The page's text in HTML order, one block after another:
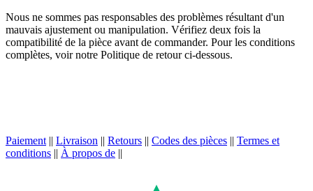
Nous ne sommes pas responsables des problèmes résultant d'un
mauvais ajustement ou manipulation. Vérifiez deux fois la
compatibilité de la pièce avant de commander. Pour les conditions
complètes, voir notre Politique de retour ci-dessous.
Paiement || Livraison || Retours || Codes des pièces || Termes et
conditions || À propos de ||